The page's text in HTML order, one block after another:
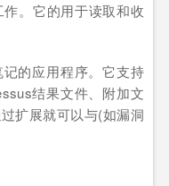
。它的用于读取和收
的应用程序。它支持
结果文件、附加文
扩展就可以与(如漏洞